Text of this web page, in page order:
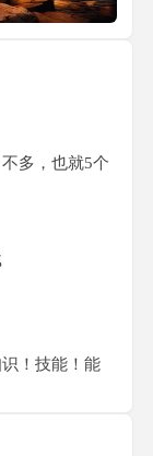
多，也就5个
！技能！能